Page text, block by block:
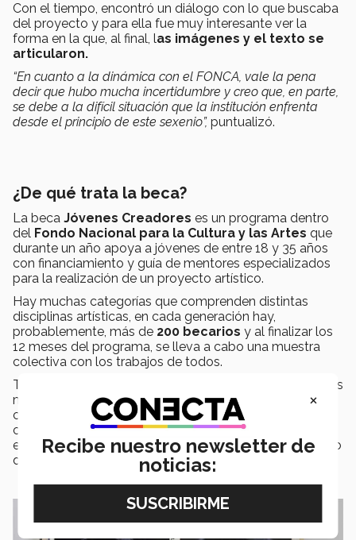
Con el tiempo, encontró un diálogo con lo que buscaba
del proyecto y para ella fue muy interesante ver la
forma en la que, al final, las imágenes y el texto se
articularon.
“En cuanto a la dinámica con el FONCA, vale la pena
decir que hubo mucha incertidumbre y creo que, en parte,
se debe a la difícil situación que la institución enfrenta
desde el principio de este sexenio”, puntualizó.
¿De qué trata la beca?
La beca Jóvenes Creadores es un programa dentro
del Fondo Nacional para la Cultura y las Artes que
durante un año apoya a jóvenes de entre 18 y 35 años
con financiamiento y guía de mentores especializados
para la realización de un proyecto artístico.
Hay muchas categorías que comprenden distintas
disciplinas artísticas, en cada generación hay,
probablemente, más de 200 becarios y al finalizar los
12 meses del programa, se lleva a cabo una muestra
colectiva con los trabajos de todos.
También hay
, son tres
momentos en los que todos los becarios de cada
categoría se reúnen para compartir avances y dar
comentarios. Dichos momentos se llaman
es un requisito asistir a ellos; este año se llevaron a cabo
de forma virtual.
×
Recibe nuestro newsletter de
noticias: